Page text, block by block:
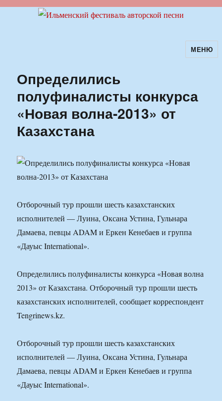
Ильменский фестиваль авторскойМЕНЮ
Определились
полуфиналисты конкурса
«Новая волна-2013» от
Казахстана
Отборочный тур прошли шесть казахстанских
исполнителей — Луина, Оксана Устина, Гульнара
Дамаева, певцы ADAM и Еркен Кенебаев и группа
«Дауыс International».
Определились полуфиналисты конкурса «Новая волна
2013» от Казахстана. Отборочный тур прошли шесть
казахстанских исполнителей, сообщает корреспондент
Tengrinews.kz.
Отборочный тур прошли шесть казахстанских
исполнителей — Луина, Оксана Устина, Гульнара
Дамаева, певцы ADAM и Еркен Кенебаев и группа
«Дауыс International».